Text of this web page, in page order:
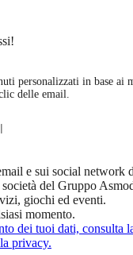
personalizzati in base ai
delle email.
e sui social network
del Gruppo
giochi ed eventi.
momento.
dei tuoi dati, consulta
privacy.